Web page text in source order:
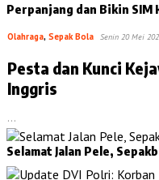
Perpanjang dan Bikin SIM
Olahraga, Sepak Bola Senin 20 Mei
Pesta dan Kunci
Inggris
…
Selamat Jalan Pele,